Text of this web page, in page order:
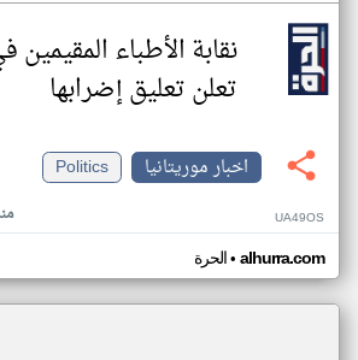
نقابة الأطباء المقيمين
تعلن تعليق إضرابها
اخبار موريتانيا
Politics
UA49OS
الحرة• alhurra.com